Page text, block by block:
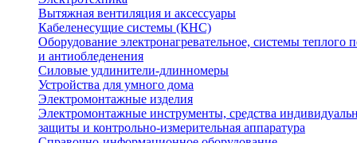
Вытяжная вентиляция и аксессуары
Кабеленесущие системы (КНС)
Оборудование электронагревательное, системы теплого
и антиобледенения
Силовые удлинители-длинномеры
Устройства для умного дома
Электромонтажные изделия
Электромонтажные инструменты, средства
защиты и контрольно-измерительная аппаратура